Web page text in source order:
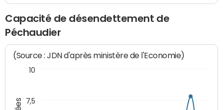
Capacité de désendettement de
Péchaudier
(Source : JDN d'après ministère de l'Economie)
10
7,5